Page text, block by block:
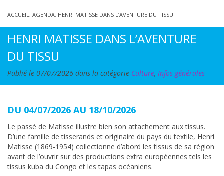
ACCUEIL, AGENDA, HENRI MATISSE DANS L’AVENTURE DU TISSU
HENRI MATISSE DANS L’AVENTURE
DU TISSU
Publié le 07/07/2026 dans la catégorie Culture, Infos générales
DU 04/07/2026 AU 18/10/2026
Le passé de Matisse illustre bien son attachement aux tissus.
D’une famille de tisserands et originaire du pays du textile, Henri
Matisse (1869-1954) collectionne d’abord les tissus de sa région
avant de l’ouvrir sur des productions extra européennes tels les
tissus kuba du Congo et les tapas océaniens.